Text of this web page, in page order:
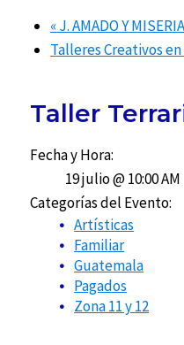
«J. AMADO Y MISERIA
Talleres Creativos
Taller
Fecha y Hora:
19 julio @ 10:00 AM
Categorías del Evento:
Artísticas
Familiar
Guatemala
Pagados
Zona 11 y 12